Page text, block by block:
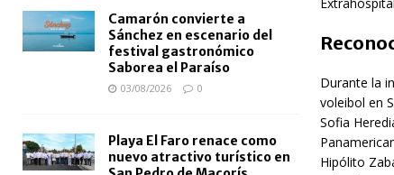
Durante la
voleibol en
Sofia
Hipólito
Camarón convierte a
Sánchez en escenario del
festival gastronómico
Saborea el Paraíso
03/08/2026 0
Playa El Faro renace como
nuevo atractivo turístico en